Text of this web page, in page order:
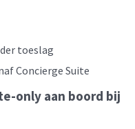
toeslag
Concierge Suite
only aan boord bij